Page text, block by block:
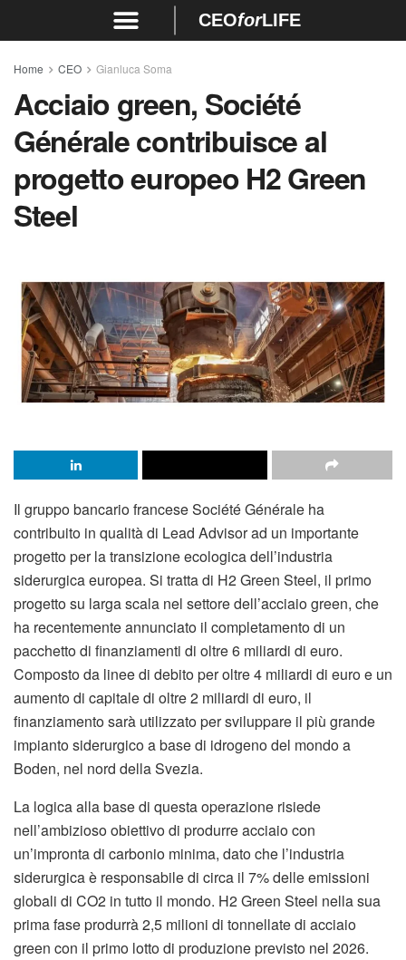
CEOforLIFE
Home CEO Gianluca Soma
Acciaio green, Société
Générale contribuisce al
progetto europeo H2 Green
Steel
Il gruppo bancario francese Société Générale ha
contribuito in qualità di Lead Advisor ad un importante
progetto per la transizione ecologica dell’industria
siderurgica europea. Si tratta di H2 Green Steel, il primo
progetto su larga scala nel settore dell’acciaio green, che
ha recentemente annunciato il completamento di un
pacchetto di finanziamenti di oltre 6 miliardi di euro.
Composto da linee di debito per oltre 4 miliardi di euro e un
aumento di capitale di oltre 2 miliardi di euro, il
finanziamento sarà utilizzato per sviluppare il più grande
impianto siderurgico a base di idrogeno del mondo a
Boden, nel nord della Svezia.
La logica alla base di questa operazione risiede
nell’ambizioso obiettivo di produrre acciaio con
un’impronta di carbonio minima, dato che l’industria
siderurgica è responsabile di circa il 7% delle emissioni
globali di CO2 in tutto il mondo. H2 Green Steel nella sua
prima fase produrrà 2,5 milioni di tonnellate di acciaio
green con il primo lotto di produzione previsto nel 2026.